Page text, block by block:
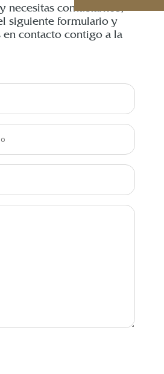
necesitas contactarnos,
siguiente formulario y
contacto contigo a la